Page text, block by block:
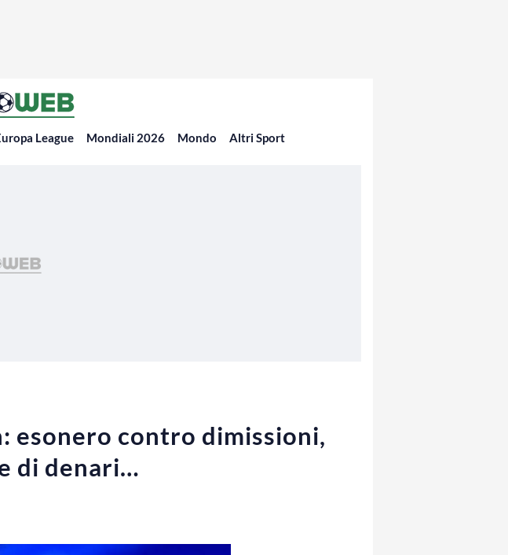
League Mondiali 2026 Mondo Altri Sport
esonero contro dimissioni,
di denari…